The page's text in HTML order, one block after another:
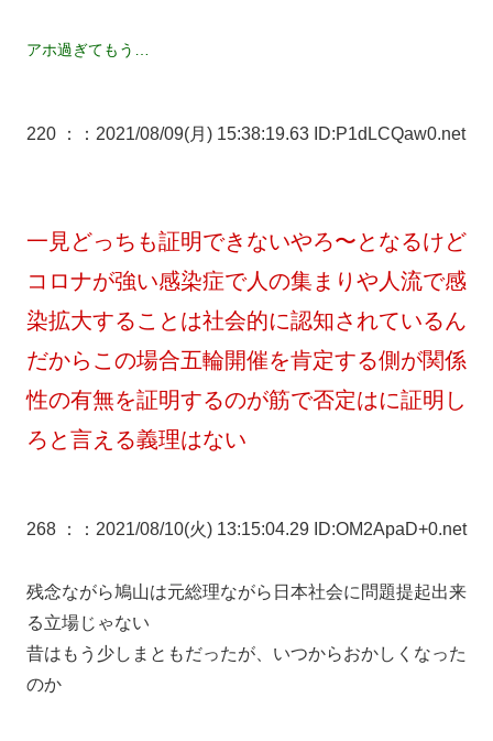
アホ過ぎてもう…
220 ： ：2021/08/09(月) 15:38:19.63 ID:P1dLCQaw0.net
一見どっちも証明できないやろ〜となるけど
コロナが強い感染症で人の集まりや人流で感
染拡大することは社会的に認知されているん
だからこの場合五輪開催を肯定する側が関係
性の有無を証明するのが筋で否定はに証明し
ろと言える義理はない
268 ： ：2021/08/10(火) 13:15:04.29 ID:OM2ApaD+0.net
残念ながら鳩山は元総理ながら日本社会に問題提起出来
る立場じゃない
昔はもう少しまともだったが、いつからおかしくなった
のか